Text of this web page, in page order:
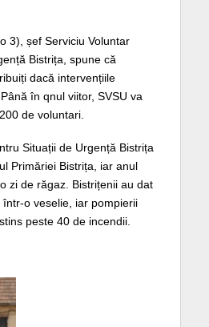
3), șef Serviciu Voluntar
Bistrița, spune că
dacă intervențiile
în qnul viitor, SVSU va
de voluntari.
Situații de Urgență Bistrița
Primăriei Bistrița, iar anul
zi de răgaz. Bistrițenii au dat
o veselie, iar pompierii
peste 40 de incendii.